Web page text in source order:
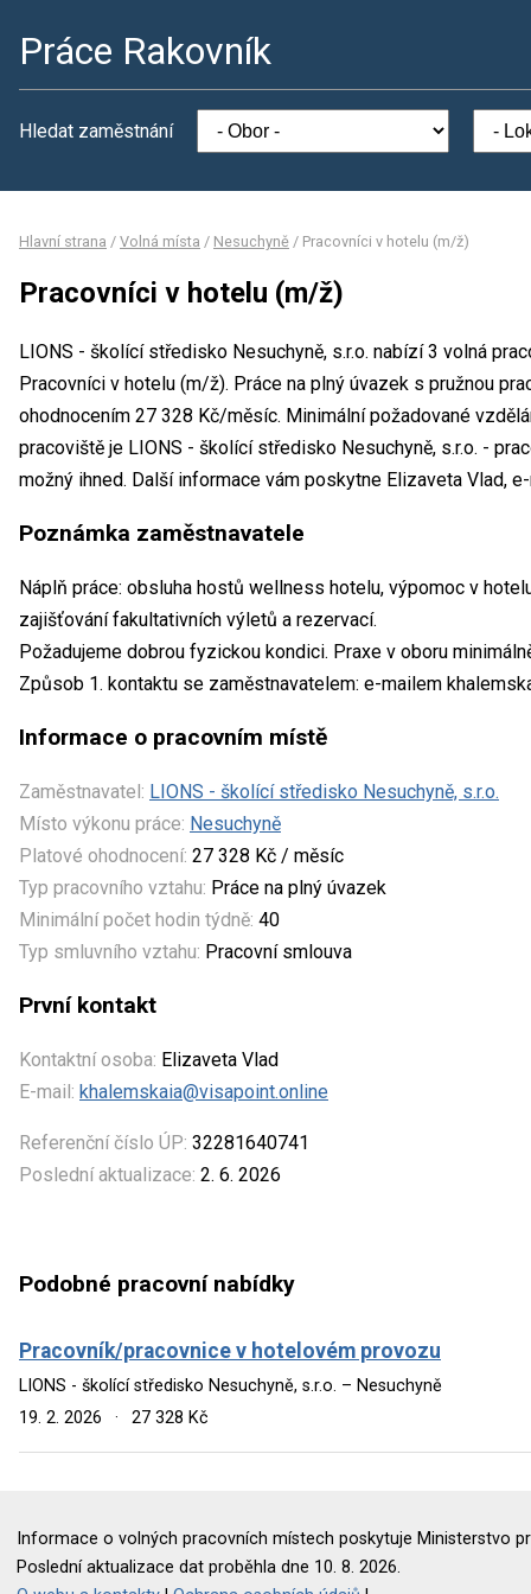
Práce Rakovník
Hledat zaměstnání
Hlavní strana / Volná místa / Nesuchyně / Pracovníci v hotelu (m/ž)
Pracovníci v hotelu (m/ž)
LIONS - školící středisko Nesuchyně, s.r.o. nabízí 3 volná
Pracovníci v hotelu (m/ž). Práce na plný úvazek s pružnou
ohodnocením 27 328 Kč/měsíc. Minimální požadované
pracoviště je LIONS - školící středisko Nesuchyně, s.r.o. -
možný ihned. Další informace vám poskytne Elizaveta Vlad,
Poznámka zaměstnavatele
Náplň práce: obsluha hostů wellness hotelu, výpomoc v
zajišťování fakultativních výletů a rezervací.
Požadujeme dobrou fyzickou kondici. Praxe v oboru
Způsob 1. kontaktu se zaměstnavatelem: e-mailem
Informace o pracovním místě
Zaměstnavatel: LIONS - školící středisko Nesuchyně, s.r.o.
Místo výkonu práce: Nesuchyně
Platové ohodnocení: 27 328 Kč / měsíc
Typ pracovního vztahu: Práce na plný úvazek
Minimální počet hodin týdně: 40
Typ smluvního vztahu: Pracovní smlouva
První kontakt
Kontaktní osoba: Elizaveta Vlad
E-mail: khalemskaia@visapoint.online
Referenční číslo ÚP: 32281640741
Poslední aktualizace: 2. 6. 2026
Podobné pracovní nabídky
Pracovník/pracovnice v hotelovém provozu
LIONS - školící středisko Nesuchyně, s.r.o. – Nesuchyně
19. 2. 2026
· 27 328 Kč
Informace o volných pracovních místech poskytuje Ministerstvo
Poslední aktualizace dat proběhla dne 10. 8. 2026.